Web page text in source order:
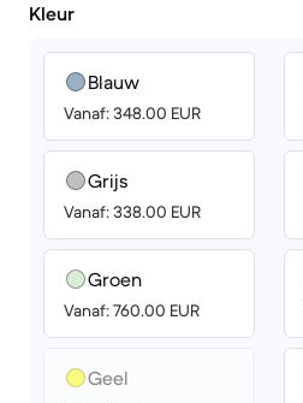
Kleur
Blauw
Vanaf: 348.00 EUR
Grijs
Vanaf: 338.00 EUR
Groen
Vanaf: 760.00 EUR
Geel